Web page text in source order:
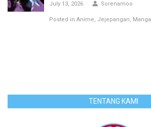
July 13, 2026 Sorenamoo
Posted in Anime Jejepangan Manga
TENTANG KAMI